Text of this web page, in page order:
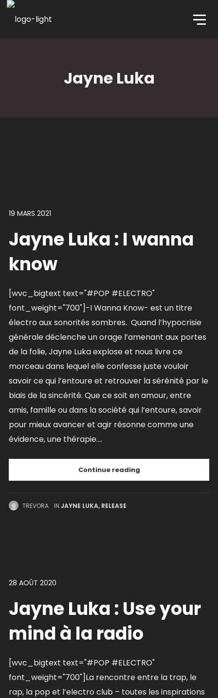
Jayne Luka
19 MARS 2021
Jayne Luka : I wanna
know
[wvc_bigtext text="#POP #ELECTRO"
font_weight="700"]-I Wanna Know- est un titre
électro aux sonorités sombres. Quand l’hypocrisie
générale déclenche un orage l’amenant aux portes
de la folie, Jayne Luka explose et nous livre ce
morceau dans lequel elle confesse juste vouloir
savoir ce qui l’entoure et retrouver la sérénité par le
biais de la sincérité. Que ce soit en amour, entre
amis, famille ou dans la société qui l’entoure, savoir
pour mieux avancer et agir résonne comme une
évidence, une thérapie....
Continue reading
TREVORA IN JAYNE LUKA, RELEASE
28 AOÛT 2020
Jayne Luka : Use your
mind à la radio
[wvc_bigtext text="#POP #ELECTRO"
font_weight="700"]La rencontre entre la trap, le
rap, la pop et l’electro club – toutes les inspirations